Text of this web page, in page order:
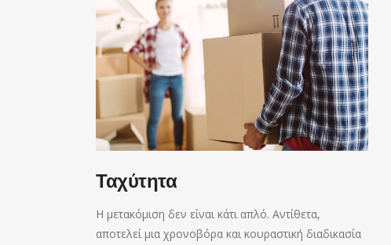
Ταχύτητα
Η μετακόμιση δεν είναι κάτι απλό. Αντίθετα,
αποτελεί μια χρονοβόρα και κουραστική διαδικασία